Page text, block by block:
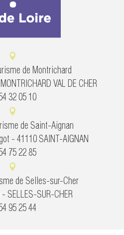
de Montrichard
VAL DE CHER
32 05 10
de Saint-Aignan
- 41110 SAINT-AIGNAN
75 22 85
de Selles-sur-Cher
SELLES-SUR-CHER
95 25 44